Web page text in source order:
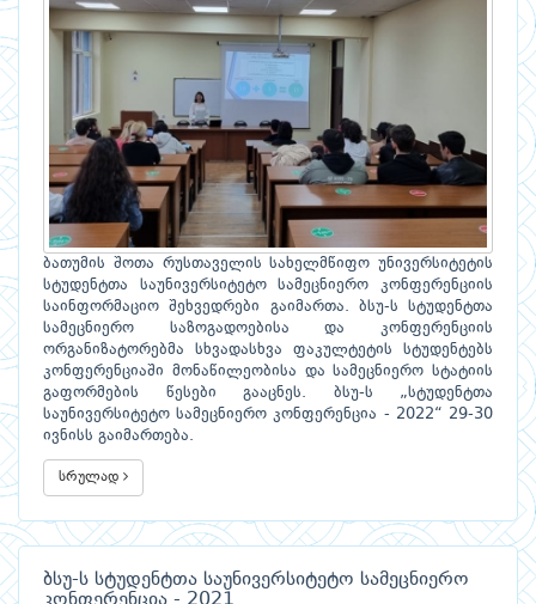
ბათუმის შოთა რუსთაველის სახელმწიფო უნივერსიტეტის
სტუდენტთა საუნივერსიტეტო სამეცნიერო კონფერენციის
საინფორმაციო შეხვედრები გაიმართა. ბსუ-ს სტუდენტთა
სამეცნიერო საზოგადოებისა და კონფერენციის
ორგანიზატორებმა სხვადასხვა ფაკულტეტის სტუდენტებს
კონფერენციაში მონაწილეობისა და სამეცნიერო სტატიის
გაფორმების წესები გააცნეს. ბსუ-ს „სტუდენტთა
საუნივერსიტეტო სამეცნიერო კონფერენცია - 2022“ 29-30
ივნისს გაიმართება.
სრულად
ბსუ-ს სტუდენტთა საუნივერსიტეტო სამეცნიერო
კონფერენცია - 2021